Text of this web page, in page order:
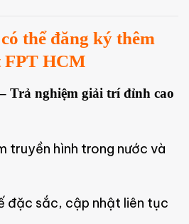
thể đăng ký thêm
HCM
Trả nghiệm giải trí đỉnh cao
truyền hình trong nước và
đặc sắc, cập nhật liên tục